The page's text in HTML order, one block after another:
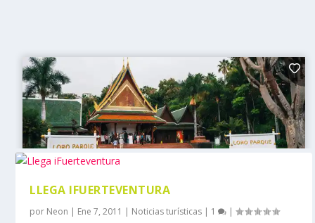
LLEGA IFUERTEVENTURA
por Neon | Ene 7, 2011 | Noticias turísticas | 1 |